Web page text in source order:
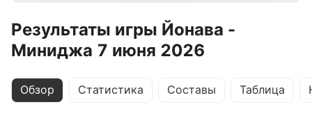
Результаты игры Йонава -
Миниджа 7 июня 2026
Обзор Статистика Составы Таблица